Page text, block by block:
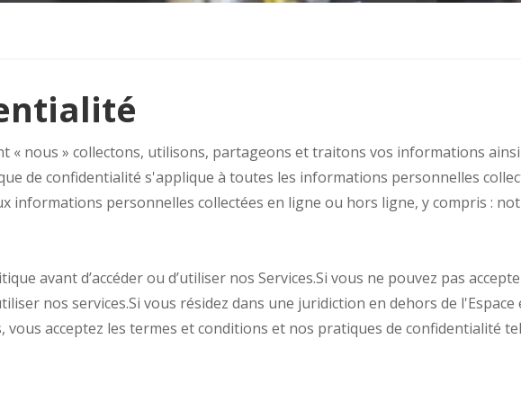
« nous » collectons, utilisons, partageons et traitons vos informations
de confidentialité s'applique à toutes les informations personnelles
informations personnelles collectées en ligne ou hors ligne, y compris :
avant d’accéder ou d’utiliser nos Services.Si vous ne pouvez pas
nos services.Si vous résidez dans une juridiction en dehors de
acceptez les termes et conditions et nos pratiques de confidentialité